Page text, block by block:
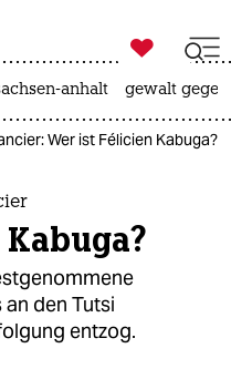

taz zahl ich
anhalt gewalt
Wer ist Félicien Kabuga?
den Tutsi
entzog.